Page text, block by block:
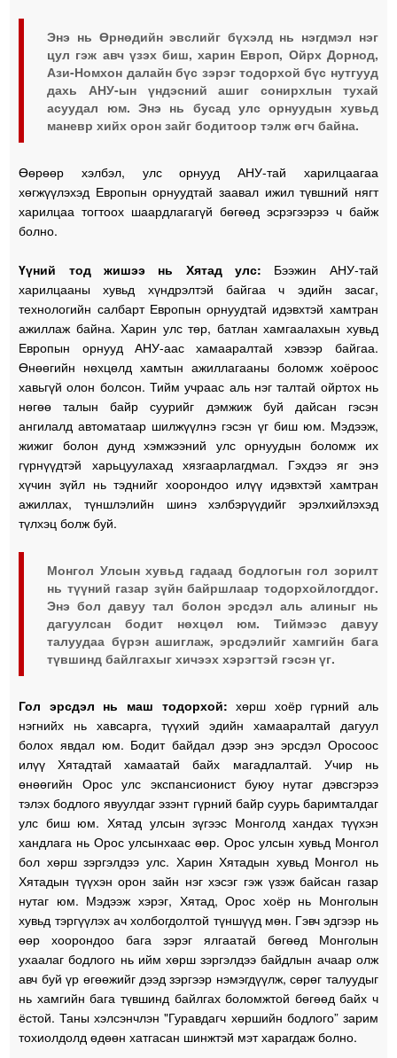
Энэ нь Өрнөдийн эвслийг бүхэлд нь нэгдмэл нэг
цул гэж авч үзэх биш, харин Европ, Ойрх Дорнод,
Ази-Номхон далайн бүс зэрэг тодорхой бүс нутгууд
дахь АНУ-ын үндэсний ашиг сонирхлын тухай
асуудал юм. Энэ нь бусад улс орнуудын хувьд
маневр хийх орон зайг бодитоор тэлж өгч байна.
Өөрөөр хэлбэл, улс орнууд АНУ-тай харилцаагаа
хөгжүүлэхэд Европын орнуудтай заавал ижил түвшний нягт
харилцаа тогтоох шаардлагагүй бөгөөд эсрэгээрээ ч байж
болно.
Үүний тод жишээ нь Хятад улс: Бээжин АНУ-тай
харилцааны хувьд хүндрэлтэй байгаа ч эдийн засаг,
технологийн салбарт Европын орнуудтай идэвхтэй хамтран
ажиллаж байна. Харин улс төр, батлан хамгаалахын хувьд
Европын орнууд АНУ-аас хамааралтай хэвээр байгаа.
Өнөөгийн нөхцөлд хамтын ажиллагааны боломж хоёроос
хавьгүй олон болсон. Тийм учраас аль нэг талтай ойртох нь
нөгөө талын байр суурийг дэмжиж буй дайсан гэсэн
ангилалд автоматаар шилжүүлнэ гэсэн үг биш юм. Мэдээж,
жижиг болон дунд хэмжээний улс орнуудын боломж их
гүрнүүдтэй харьцуулахад хязгаарлагдмал. Гэхдээ яг энэ
хүчин зүйл нь тэднийг хоорондоо илүү идэвхтэй хамтран
ажиллах, түншлэлийн шинэ хэлбэрүүдийг эрэлхийлэхэд
түлхэц болж буй.
Монгол Улсын хувьд гадаад бодлогын гол зорилт
нь түүний газар зүйн байршлаар тодорхойлогддог.
Энэ бол давуу тал болон эрсдэл аль алиныг нь
дагуулсан бодит нөхцөл юм. Тиймээс давуу
талуудаа бүрэн ашиглаж, эрсдэлийг хамгийн бага
түвшинд байлгахыг хичээх хэрэгтэй гэсэн үг.
Гол эрсдэл нь маш тодорхой: хөрш хоёр гүрний аль
нэгнийх нь хавсарга, түүхий эдийн хамааралтай дагуул
болох явдал юм. Бодит байдал дээр энэ эрсдэл Оросоос
илүү Хятадтай хамаатай байх магадлалтай. Учир нь
өнөөгийн Орос улс экспансионист буюу нутаг дэвсгэрээ
тэлэх бодлого явуулдаг эзэнт гүрний байр суурь баримталдаг
улс биш юм. Хятад улсын зүгээс Монголд хандах түүхэн
хандлага нь Орос улсынхаас өөр. Орос улсын хувьд Монгол
бол хөрш зэргэлдээ улс. Харин Хятадын хувьд Монгол нь
Хятадын түүхэн орон зайн нэг хэсэг гэж үзэж байсан газар
нутаг юм. Мэдээж хэрэг, Хятад, Орос хоёр нь Монголын
хувьд тэргүүлэх ач холбогдолтой түншүүд мөн. Гэвч эдгээр нь
өөр хоорондоо бага зэрэг ялгаатай бөгөөд Монголын
ухаалаг бодлого нь ийм хөрш зэргэлдээ байдлын ачаар олж
авч буй үр өгөөжийг дээд зэргээр нэмэгдүүлж, сөрөг талуудыг
нь хамгийн бага түвшинд байлгах боломжтой бөгөөд байх ч
ёстой. Таны хэлсэнчлэн "Гуравдагч хөршийн бодлого” зарим
тохиолдолд өдөөн хатгасан шинжтэй мэт харагдаж болно.